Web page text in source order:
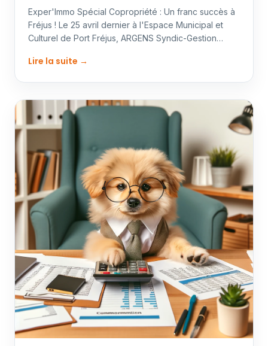
Exper'Immo Spécial Copropriété : Un franc succès à
Fréjus ! Le 25 avril dernier à l'Espace Municipal et
Culturel de Port Fréjus, ARGENS Syndic-Gestion…
Lire la suite →